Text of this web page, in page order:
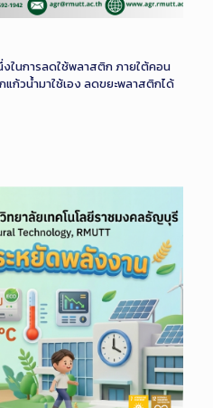
ในการลดใช้พลาสติก ภายใต้คอน
ก้วน้ำมาใช้เอง ลดขยะพลาสติกได้